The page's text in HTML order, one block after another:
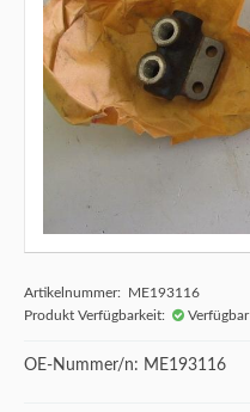
Artikelnummer: ME193116
Produkt Verfügbarkeit:
Verfügbar
OE-Nummer/n: ME193116